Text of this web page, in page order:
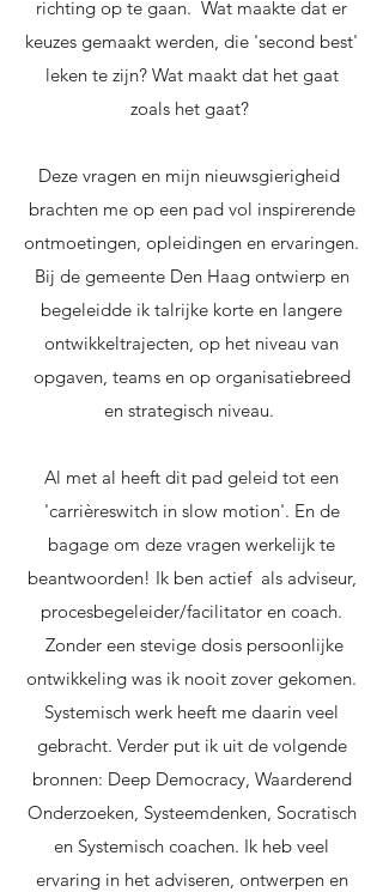
richting op te gaan. Wat maakte dat er
keuzes gemaakt werden, die 'second best'
leken te zijn? Wat maakt dat het gaat
zoals het gaat? ​
Deze vragen en mijn nieuwsgierigheid
brachten me op een pad vol inspirerende
ontmoetingen, opleidingen en ervaringen.
Bij de gemeente Den Haag ontwierp en
begeleidde ik talrijke korte en langere
ontwikkeltrajecten, op het niveau van
opgaven, teams en op organisatiebreed
en strategisch niveau. ​
Al met al heeft dit pad geleid tot een
'carrièreswitch in slow motion'. En de
bagage om deze vragen werkelijk te
beantwoorden! Ik ben actief als adviseur,
procesbegeleider/facilitator en coach.
Zonder een stevige dosis persoonlijke
ontwikkeling was ik nooit zover gekomen.
Systemisch werk heeft me daarin veel
gebracht. Verder put ik uit de volgende
bronnen: Deep Democracy, Waarderend
Onderzoeken, Systeemdenken, Socratisch
en Systemisch coachen. Ik heb veel
ervaring in het adviseren, ontwerpen en